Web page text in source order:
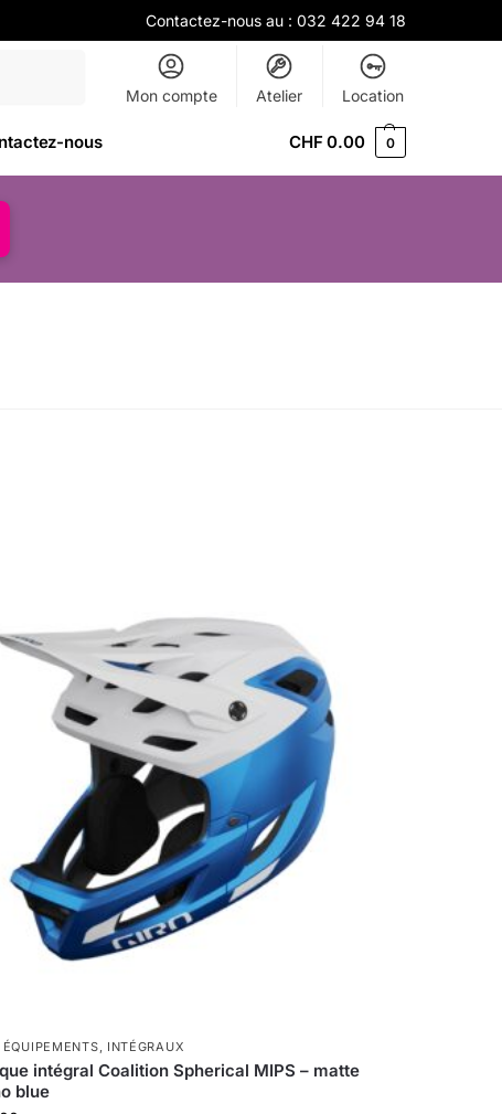
Contactez-nous au : 032 422 94 18
Mon compte Atelier Location
nous CHF 0.00 0
ÉQUIPEMENTS INTÉGRAUX
intégral Coalition Spherical MIPS – matte
blue